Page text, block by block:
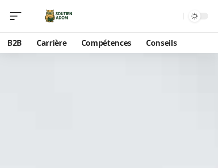
B2B Carrière Compétences Conseils